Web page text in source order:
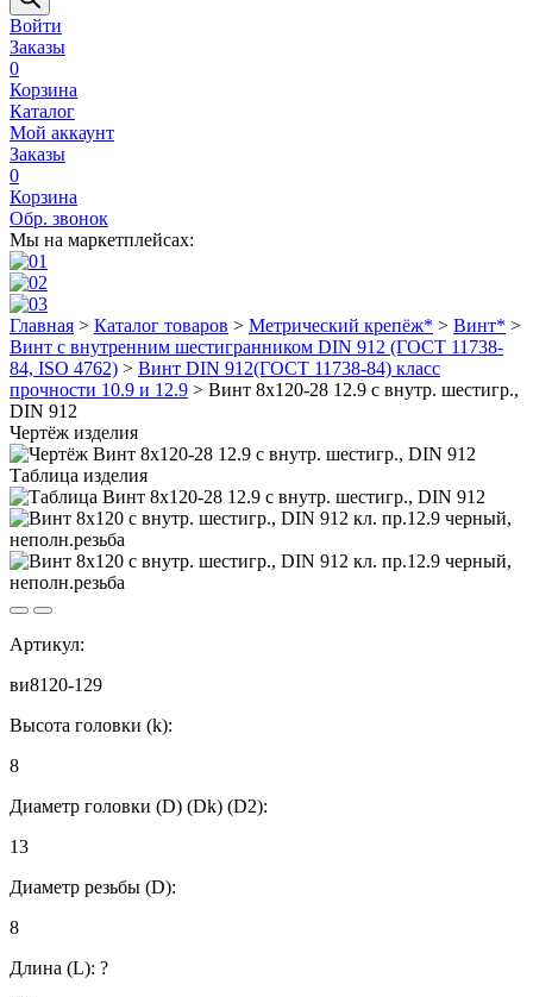
Войти
Заказы
0
Корзина
Каталог
Мой аккаунт
Заказы
0
Корзина
Обр. звонок
Мы на маркетплейсах:
Главная > Каталог товаров > Метрический крепёж* > Винт* >
Винт с внутренним шестигранником DIN 912 (ГОСТ 11738-
84, ISO 4762) > Винт DIN 912(ГОСТ 11738-84) класс
прочности 10.9 и 12.9 > Винт 8х120-28 12.9 с внутр. шестигр.,
DIN 912
Чертёж изделия
Таблица изделия
Артикул:
ви8120-129
Высота головки (k):
8
Диаметр головки (D) (Dk) (D2):
13
Диаметр резьбы (D):
8
Длина (L): ?